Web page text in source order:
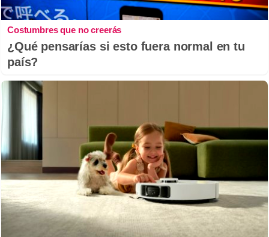
Costumbres que no creerás
¿Qué pensarías si esto fuera normal en tu
país?